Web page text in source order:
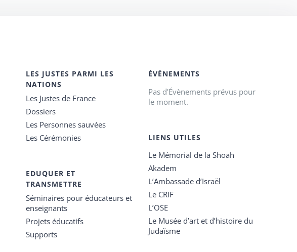
LES JUSTES PARMI LES
NATIONS
Les Justes de France
Dossiers
Les Personnes sauvées
Les Cérémonies
EDUQUER ET
TRANSMETTRE
Séminaires pour éducateurs et
enseignants
Projets éducatifs
Supports
ÉVÉNEMENTS
Pas d'Évènements prévus pour
le moment.
LIENS UTILES
Le Mémorial de la Shoah
Akadem
L’Ambassade d’Israël
Le CRIF
L’OSE
Le Musée d’art et d’histoire du
Judaïsme